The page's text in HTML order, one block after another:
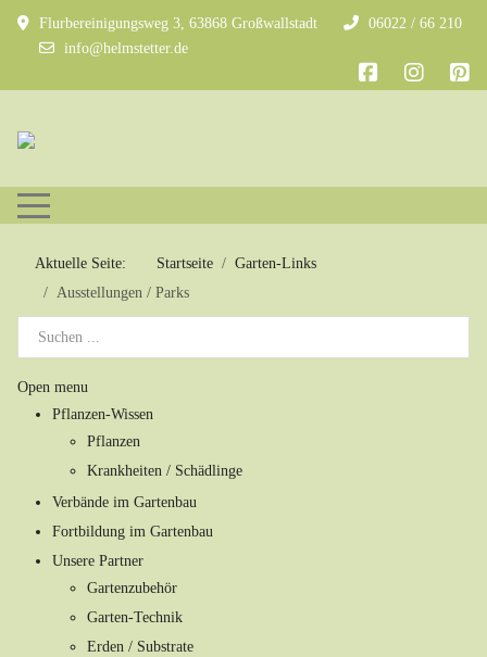
Flurbereinigungsweg 3, 63868 Großwallstadt
06022 / 66 210
info@helmstetter.de
Mobile Menu Toggle
Aktuelle Seite: Startseite
Garten-Links
Ausstellungen / Parks
Open menu
Pflanzen-Wissen
Pflanzen
Krankheiten / Schädlinge
Verbände im Gartenbau
Fortbildung im Gartenbau
Unsere Partner
Gartenzubehör
Garten-Technik
Erden / Substrate